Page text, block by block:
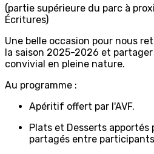
(partie supérieure du parc à
Écritures)
Une belle occasion pour nous
la saison 2025-2026 et
convivial en pleine nature.
Au programme :
Apéritif offert par l'AVF.
Plats et Desserts
partagés entre